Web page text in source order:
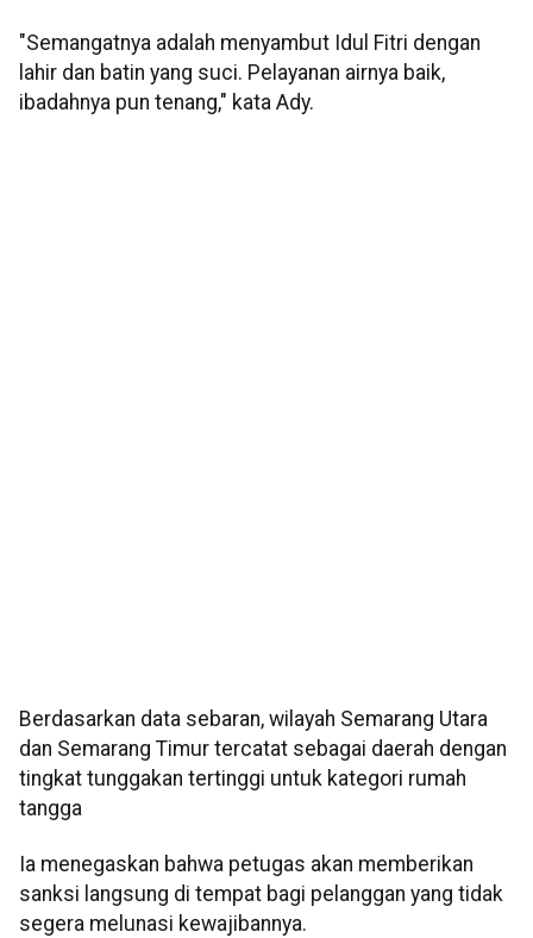
"Semangatnya adalah menyambut Idul Fitri dengan
lahir dan batin yang suci. Pelayanan airnya baik,
ibadahnya pun tenang," kata Ady.
Berdasarkan data sebaran, wilayah Semarang Utara
dan Semarang Timur tercatat sebagai daerah dengan
tingkat tunggakan tertinggi untuk kategori rumah
tangga
Ia menegaskan bahwa petugas akan memberikan
sanksi langsung di tempat bagi pelanggan yang tidak
segera melunasi kewajibannya.